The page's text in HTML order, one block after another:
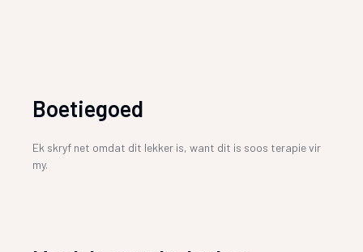
Boetiegoed
Ek skryf net omdat dit lekker is, want dit is soos terapie vir
my.